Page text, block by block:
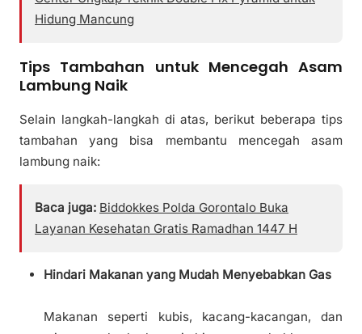
Hidung Mancung
Tips Tambahan untuk Mencegah Asam
Lambung Naik
Selain langkah-langkah di atas, berikut beberapa tips
tambahan yang bisa membantu mencegah asam
lambung naik:
Baca juga: Biddokkes Polda Gorontalo Buka
Layanan Kesehatan Gratis Ramadhan 1447 H
Hindari Makanan yang Mudah Menyebabkan Gas
Makanan seperti kubis, kacang-kacangan, dan